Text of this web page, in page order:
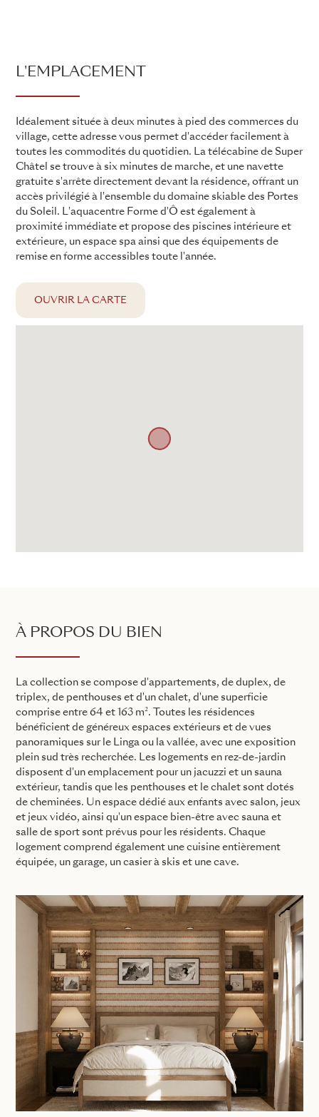
L'EMPLACEMENT
Idéalement située à deux minutes à pied des commerces du
village, cette adresse vous permet d'accéder facilement à
toutes les commodités du quotidien. La télécabine de Super
Châtel se trouve à six minutes de marche, et une navette
gratuite s'arrête directement devant la résidence, offrant un
accès privilégié à l'ensemble du domaine skiable des Portes
du Soleil. L'aquacentre Forme d'Ô est également à
proximité immédiate et propose des piscines intérieure et
extérieure, un espace spa ainsi que des équipements de
remise en forme accessibles toute l'année.
OUVRIR LA CARTE
À PROPOS DU BIEN
La collection se compose d'appartements, de duplex, de
triplex, de penthouses et d'un chalet, d'une superficie
comprise entre 64 et 163 m². Toutes les résidences
bénéficient de généreux espaces extérieurs et de vues
panoramiques sur le Linga ou la vallée, avec une exposition
plein sud très recherchée. Les logements en rez-de-jardin
disposent d'un emplacement pour un jacuzzi et un sauna
extérieur, tandis que les penthouses et le chalet sont dotés
de cheminées. Un espace dédié aux enfants avec salon, jeux
et jeux vidéo, ainsi qu'un espace bien-être avec sauna et
salle de sport sont prévus pour les résidents. Chaque
logement comprend également une cuisine entièrement
équipée, un garage, un casier à skis et une cave.